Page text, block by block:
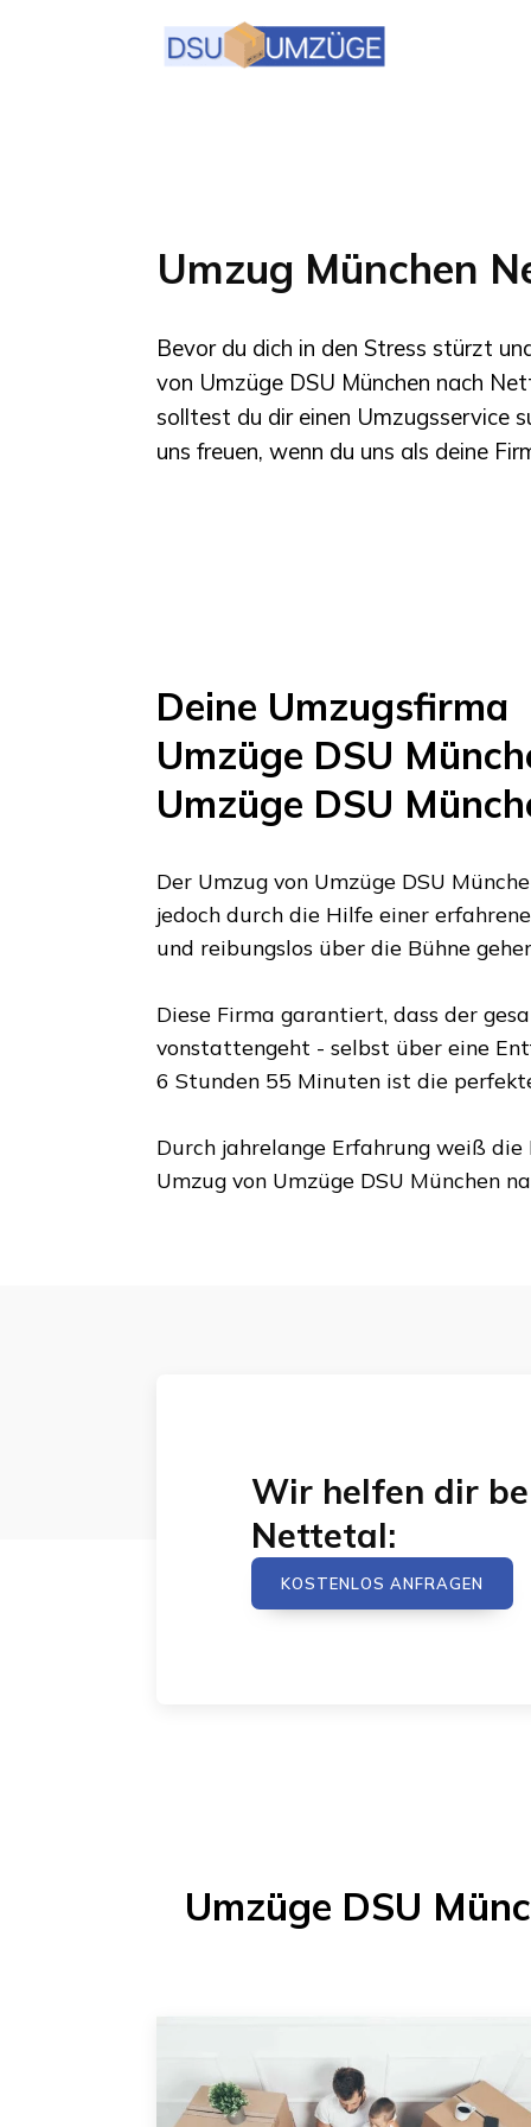
Umzug München
Bevor du dich in den Stress stürzt
von Umzüge DSU München nach
solltest du dir einen Umzugsservice
uns freuen, wenn du uns als deine
Deine Umzugsfirma
Umzüge DSU
Umzüge DSU
Der Umzug von Umzüge DSU
jedoch durch die Hilfe einer
und reibungslos über die Bühne
Diese Firma garantiert, dass der
vonstattengeht - selbst über eine
6 Stunden 55 Minuten ist die
Durch jahrelange Erfahrung weiß
Umzug von Umzüge DSU München
Wir helfen dir
Nettetal:
KOSTENLOS ANFRAGEN
Umzüge DSU